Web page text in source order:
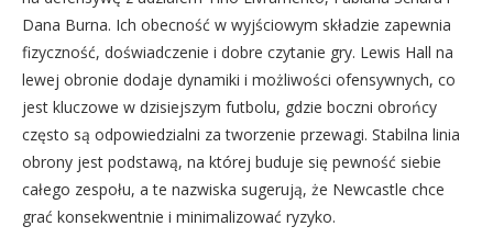
Dana Burna. Ich obecność w wyjściowym składzie zapewnia
fizyczność, doświadczenie i dobre czytanie gry. Lewis Hall na
lewej obronie dodaje dynamiki i możliwości ofensywnych, co
jest kluczowe w dzisiejszym futbolu, gdzie boczni obrońcy
często są odpowiedzialni za tworzenie przewagi. Stabilna linia
obrony jest podstawą, na której buduje się pewność siebie
całego zespołu, a te nazwiska sugerują, że Newcastle chce
grać konsekwentnie i minimalizować ryzyko.